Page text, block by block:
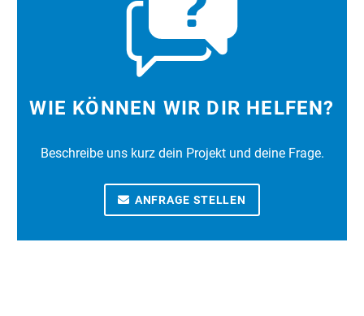
WIE KÖNNEN WIR DIR HELFEN?
Beschreibe uns kurz dein Projekt und deine Frage.
ANFRAGE STELLEN